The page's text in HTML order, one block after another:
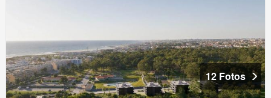
12 Fotos